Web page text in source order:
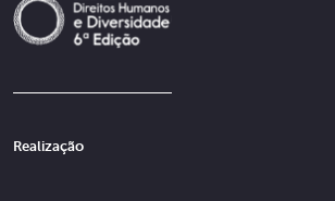
Realização